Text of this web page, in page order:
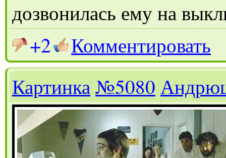
дозвонилась ему на
+2
Комментировать
Картинка№5080